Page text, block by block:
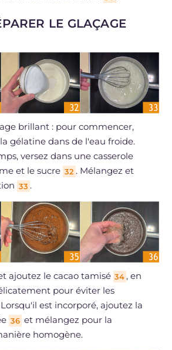
LE GLAÇAGE
brillant : pour commencer,
gélatine dans de l'eau froide.
versez dans une casserole
et le sucre 32 . Mélangez et
33 .
ajoutez le cacao tamisé 34 , en
pour éviter les
Lorsqu'il est incorporé, ajoutez la
36 et mélangez pour la
homogène.